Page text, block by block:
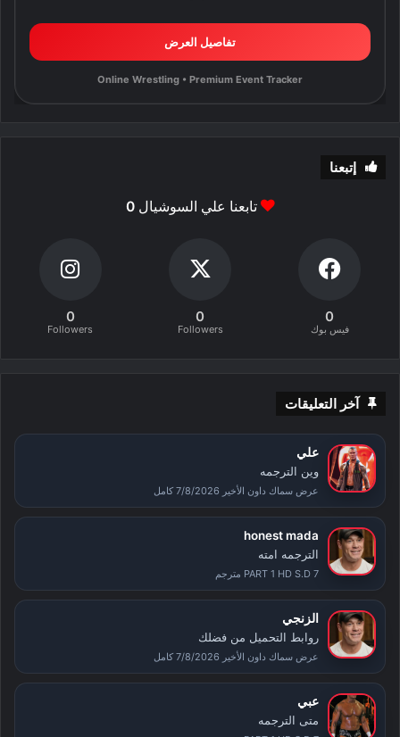
تفاصيل العرض
Online Wrestling • Premium Event Tracker
إتبعنا
تابعنا علي السوشيال0
0
فيس بوك
0
Followers
0
Followers
آخر التعليقات
علي
وين الترجمه
عرض سماك داون الأخير 7/8/2026 كامل
honest mada
الترجمه امته
PART 1 HD S.D 7 مترجم
الزنجي
روابط التحميل من فضلك
عرض سماك داون الأخير 7/8/2026 كامل
عبي
متى الترجمه